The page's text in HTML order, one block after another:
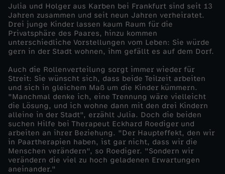
r
e
t
t
e
n
u
Julia und Holger aus Karben bei Frankfurt sind seit 13
Jahren zusammen und seit neun Jahren verheiratet.
Drei junge Kinder lassen kaum Raum für die
Privatsphäre des Paares, hinzu kommen
unterschiedliche Vorstellungen vom Leben: Sie würde
gern in der Stadt wohnen, ihm gefällt es auf dem Dorf.
Auch die Rollenverteilung sorgt immer wieder für
Streit: Sie wünscht sich, dass beide Teilzeit arbeiten
und sich in gleichem Maß um die Kinder kümmern.
"Manchmal denke ich, eine Trennung wäre vielleicht
die Lösung, und ich wohne dann mit den drei Kindern
alleine in der Stadt", erzählt Julia. Doch die beiden
suchen Hilfe bei Therapeut Eckhard Roediger und
arbeiten an ihrer Beziehung. "Der Haupteffekt, den wir
in Paartherapien haben, ist gar nicht, dass wir die
Menschen verändern", so Roediger. "Sondern wir
verändern die viel zu hoch geladenen Erwartungen
aneinander."